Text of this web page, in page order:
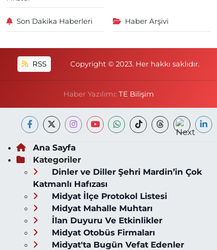
Son Dakika Haberleri Haber Arşivi
RSS Copyright © 2023. Her hakkı saklıdır.
Haber Yazılımı: TE Bilişim
Ana Sayfa
Kategoriler
Dinler ve Diller Şehri Mardin’in Çok
Katmanlı Hafızası
Midyat İlçe Protokol Listesi
Midyat Mahalle Muhtarı
İlan Duyuru Ve Etkinlikler
Midyat Otobüs Firmaları
Midyat'ta Bugün Vefat Edenler